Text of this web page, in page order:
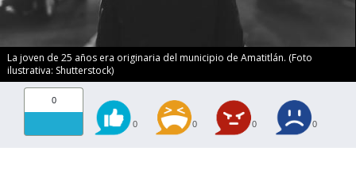
La joven de 25 años era originaria del municipio de Amatitlán. (Foto
ilustrativa: Shutterstock)
0
0 0 0 0